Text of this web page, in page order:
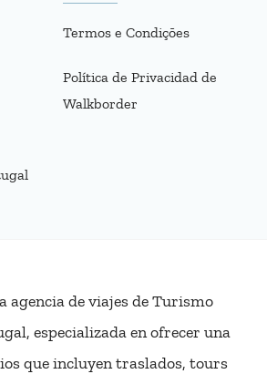
Termos e Condições
Política de Privacidad de
Walkborder
agencia de viajes de Turismo
especializada en ofrecer una
que incluyen traslados, tours